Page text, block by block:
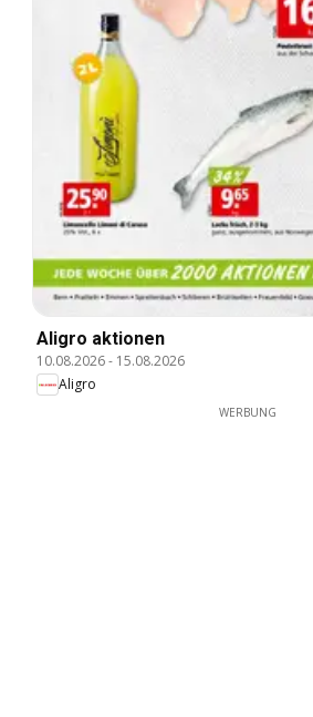
Aligro aktionen
10.08.2026- 15.08.2026
Aligro
WERBUNG